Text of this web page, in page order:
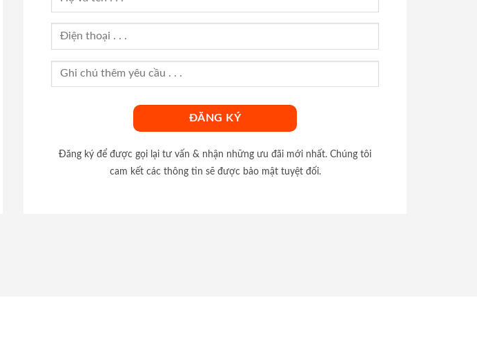
Đăng ký để được gọi lại tư vấn & nhận những ưu đãi mới nhất. Chúng tôi
cam kết các thông tin sẽ được bảo mật tuyệt đối.